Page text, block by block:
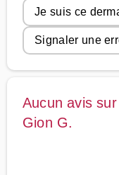
Je suis ce
Signaler une
Aucun avis
Gion G.